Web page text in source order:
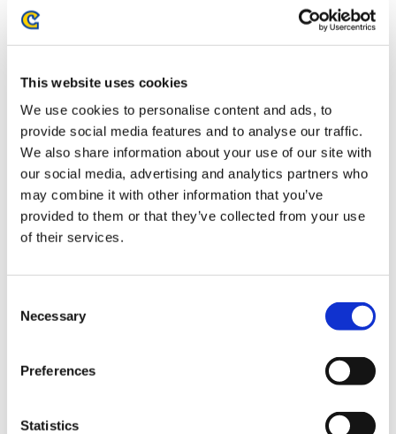
This website uses cookies
We use cookies to personalise content and ads, to
provide social media features and to analyse our traffic.
We also share information about your use of our site with
our social media, advertising and analytics partners who
may combine it with other information that you’ve
provided to them or that they’ve collected from your use
of their services.
Selection
Necessary
Preferences
Statistics
在庫：× |98ポイント
お届け開始日： 2025/06/12 ～
ーレールタイプ
モンスターハンター20周年-大狩猟展- 大狩猟展ショッパー